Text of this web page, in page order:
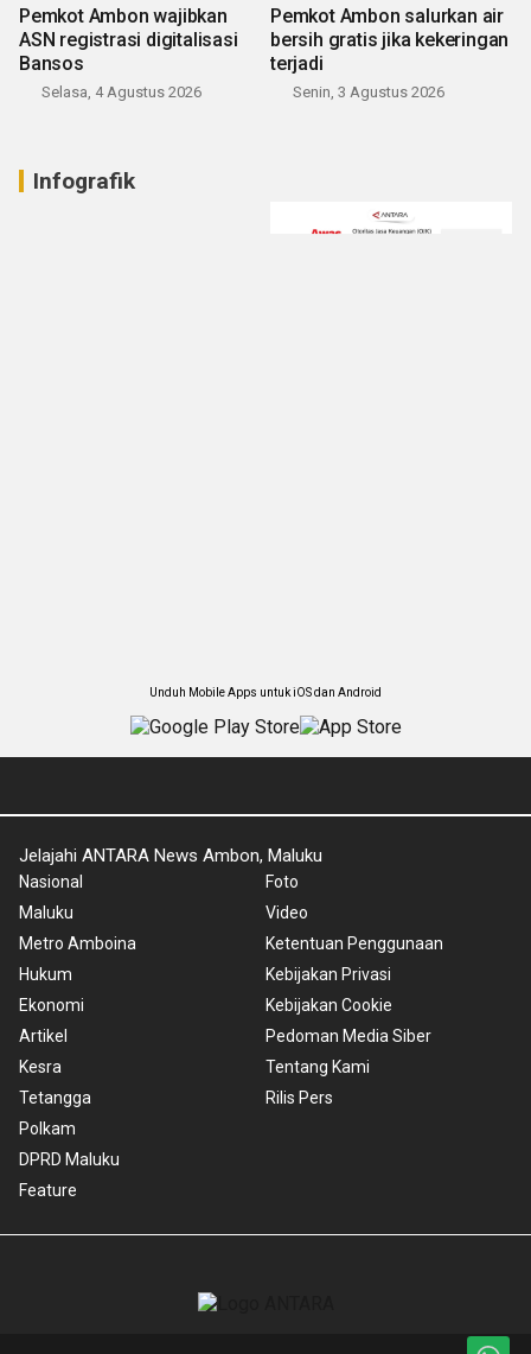
Pemkot Ambon wajibkan
ASN registrasi digitalisasi
Bansos
Selasa, 4 Agustus 2026
Pemkot Ambon salurkan air
bersih gratis jika kekeringan
terjadi
Senin, 3 Agustus 2026
Infografik
Unduh Mobile Apps untuk iOS dan Android
Jelajahi ANTARA News Ambon, Maluku
Nasional
Maluku
Metro Amboina
Hukum
Ekonomi
Artikel
Kesra
Tetangga
Polkam
DPRD Maluku
Feature
Foto
Video
Ketentuan Penggunaan
Kebijakan Privasi
Kebijakan Cookie
Pedoman Media Siber
Tentang Kami
Rilis Pers